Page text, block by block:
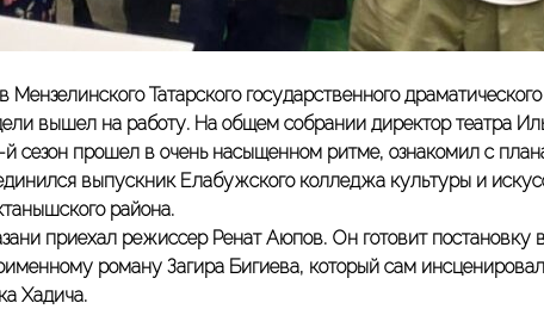
Татарского государственного
вышел на работу. На общем собрании директор театра
сезон прошел в очень насыщенном ритме, ознакомил с
выпускник Елабужского колледжа культуры и
района.
приехал режиссер Ренат Аюпов. Он готовит постановку
роману Загира Бигиева, который сам
Хадича.